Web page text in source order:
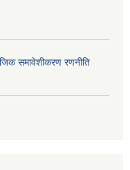
समावेशीकरण रणनीति